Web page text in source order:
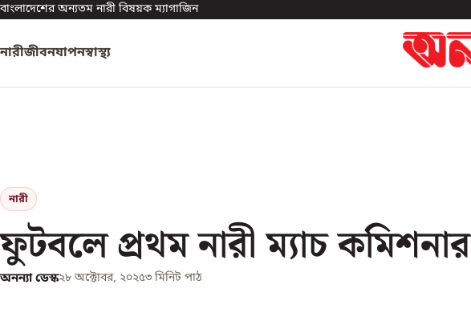
বাংলাদেশের অন্যতম নারী বিষয়ক ম্যাগাজিন
নারীজীবনযাপনস্বাস্থ্য
নারী
ফুটবলে প্রথম নারী ম্যাচ কমিশনার
অনন্যা ডেস্ক২৮ অক্টোবর, ২০২৫৩ মিনিট পাঠ